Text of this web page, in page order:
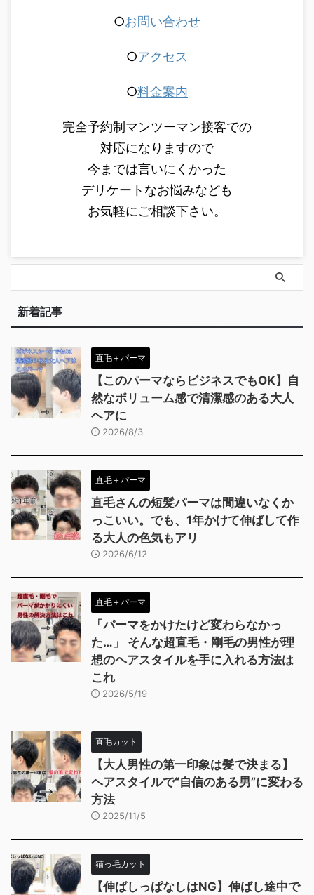
○お問い合わせ
○アクセス
○料金案内
完全予約制マンツーマン接客での
対応になりますので
今までは言いにくかった
デリケートなお悩みなども
お気軽にご相談下さい。
新着記事
直毛＋パーマ
【このパーマならビジネスでもOK】自
然なボリューム感で清潔感のある大人
ヘアに
2026/8/3
直毛＋パーマ
直毛さんの短髪パーマは間違いなくか
っこいい。でも、1年かけて伸ばして作
る大人の色気もアリ
2026/6/12
直毛＋パーマ
「パーマをかけたけど変わらなかっ
た…」 そんな超直毛・剛毛の男性が理
想のヘアスタイルを手に入れる方法は
これ
2026/5/19
直毛カット
【大人男性の第一印象は髪で決まる】
ヘアスタイルで“自信のある男”に変わる
方法
2025/11/5
猫っ毛カット
【伸ばしっぱなしはNG】伸ばし途中で